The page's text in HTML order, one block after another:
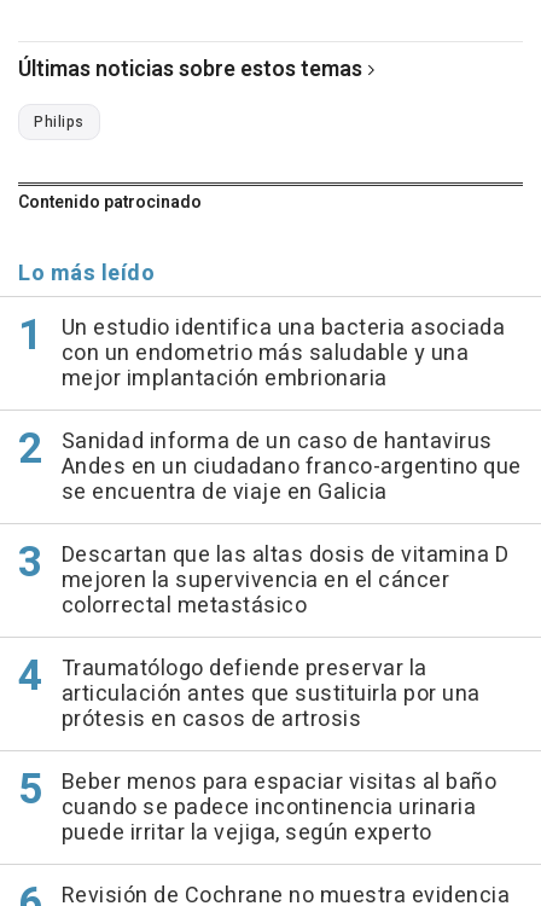
Últimas noticias sobre estos temas
Philips
Contenido patrocinado
Lo más leído
Un estudio identifica una bacteria asociada
con un endometrio más saludable y una
mejor implantación embrionaria
Sanidad informa de un caso de hantavirus
Andes en un ciudadano franco-argentino que
se encuentra de viaje en Galicia
Descartan que las altas dosis de vitamina D
mejoren la supervivencia en el cáncer
colorrectal metastásico
Traumatólogo defiende preservar la
articulación antes que sustituirla por una
prótesis en casos de artrosis
Beber menos para espaciar visitas al baño
cuando se padece incontinencia urinaria
puede irritar la vejiga, según experto
Revisión de Cochrane no muestra evidencia